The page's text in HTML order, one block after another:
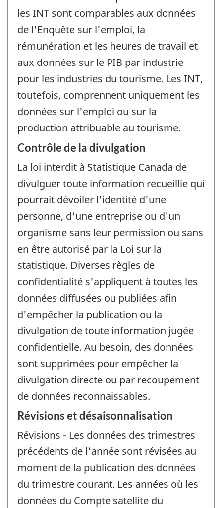
les INT sont comparables aux données
de l'Enquête sur l'emploi, la
rémunération et les heures de travail et
aux données sur le PIB par industrie
pour les industries du tourisme. Les INT,
toutefois, comprennent uniquement les
données sur l'emploi ou sur la
production attribuable au tourisme.
Contrôle de la divulgation
La loi interdit à Statistique Canada de
divulguer toute information recueillie qui
pourrait dévoiler l'identité d'une
personne, d'une entreprise ou d'un
organisme sans leur permission ou sans
en être autorisé par la Loi sur la
statistique. Diverses règles de
confidentialité s'appliquent à toutes les
données diffusées ou publiées afin
d'empêcher la publication ou la
divulgation de toute information jugée
confidentielle. Au besoin, des données
sont supprimées pour empêcher la
divulgation directe ou par recoupement
de données reconnaissables.
Révisions et désaisonnalisation
Révisions - Les données des trimestres
précédents de l'année sont révisées au
moment de la publication des données
du trimestre courant. Les années où les
données du Compte satellite du